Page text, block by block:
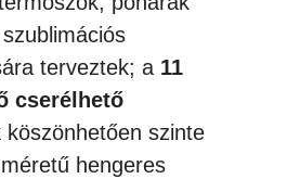
terveztek; a 11
cserélhető
köszönhetően szinte
hengeres